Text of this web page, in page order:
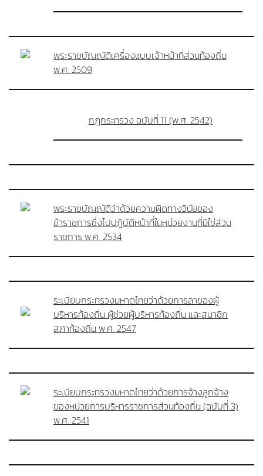
พระราชบัญญัติเครื่องแบบเจ้าหน้าที่ส่วนท้องถิ่น
พ.ศ. 2509
กฎกระทรวง ฉบับที่ 11 (พ.ศ. 2542)
พระราชบัญญัติว่าด้วยความผิดทางวินัยของ
ข้าราชการซึ่งไปปฏิบัติหน้าที่ในหน่วยงานที่มิใช่ส่วน
ราชการ พ.ศ. 2534
ระเบียบกระทรวงมหาดไทยว่าด้วยการลาของผู้
บริหารท้องถิ่น ผู้ช่วยผู้บริหารท้องถิ่น และสมาชิก
สภาท้องถิ่น พ.ศ. 2547
ระเบียบกระทรวงมหาดไทยว่าด้วยการจ้างลูกจ้าง
ของหน่วยการบริหารราชการส่วนท้องถิ่น (ฉบับที่ 3)
พ.ศ. 2541